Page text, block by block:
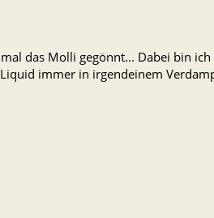
das Molli gegönnt... Dabei bin
immer in irgendeinem